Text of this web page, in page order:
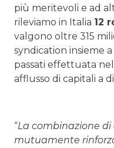
più meritevoli e ad
rileviamo in Italia 12
valgono oltre 315
syndication insieme
passati effettuata
afflusso di capitali a
“La combinazione
mutuamente